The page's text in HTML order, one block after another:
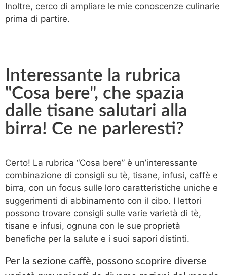
Inoltre, cerco di ampliare le mie conoscenze culinarie
prima di partire.
Interessante la rubrica
"Cosa bere", che spazia
dalle tisane salutari alla
birra! Ce ne parleresti?
Certo! La rubrica “Cosa bere” è un’interessante
combinazione di consigli su tè, tisane, infusi, caffè e
birra, con un focus sulle loro caratteristiche uniche e
suggerimenti di abbinamento con il cibo. I lettori
possono trovare consigli sulle varie varietà di tè,
tisane e infusi, ognuna con le sue proprietà
benefiche per la salute e i suoi sapori distinti.
Per la sezione caffè, possono scoprire diverse